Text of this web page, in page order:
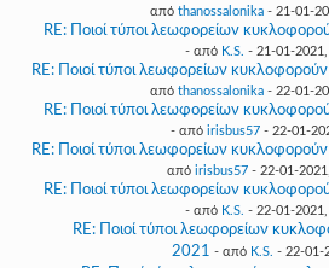
από thanossalonika - 21-01-
RE: Ποιοί τύποι λεωφορείων
- από K.S. - 21-01-
RE: Ποιοί τύποι λεωφορείων
από thanossalonika - 22-01-
RE: Ποιοί τύποι λεωφορείων
- από irisbus57- 22-01-
RE: Ποιοί τύποι λεωφορείων
από irisbus57- 22-01-
RE: Ποιοί τύποι λεωφορείων
- από K.S. - 22-01-
RE: Ποιοί τύποι λεωφορείων
2021 - από K.S. - 22-01-